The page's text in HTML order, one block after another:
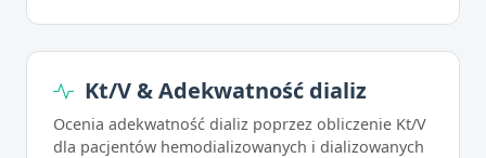
Kt/V & Adekwatność dializ
Ocenia adekwatność dializ poprzez obliczenie Kt/V
dla pacjentów hemodializowanych i dializowanych